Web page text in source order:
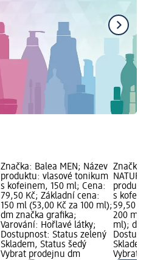
Značka: Balea MEN; Název
produktu: vlasové tonikum
s kofeinem, 150 ml; Cena:
79,50 Kč; Základní cena:
150 ml (53,00 Kč za 100 ml);
dm značka grafika;
Varování: Hořlavé látky;
Dostupnost: Status zelený
Skladem, Status šedý
Vybrat prodejnu dm
Značka:
s
59,50
200 ml
ml); dm
Vybrat